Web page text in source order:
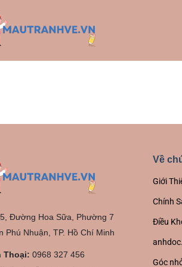
Đường Hoa Sữa, Phường 7
Phú Nhuận, TP. Hồ Chí Minh
Thoại: 0968 327 456
Về
Giới
Chính
Điều
Góc